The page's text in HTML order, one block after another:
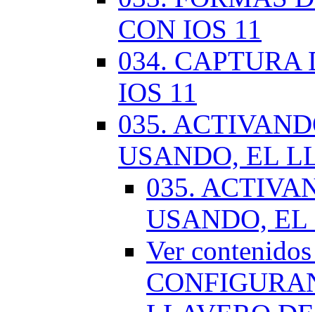
CON IOS 11
034. CAPTURA
IOS 11
035.
USANDO, EL
035.
USANDO,
Ver